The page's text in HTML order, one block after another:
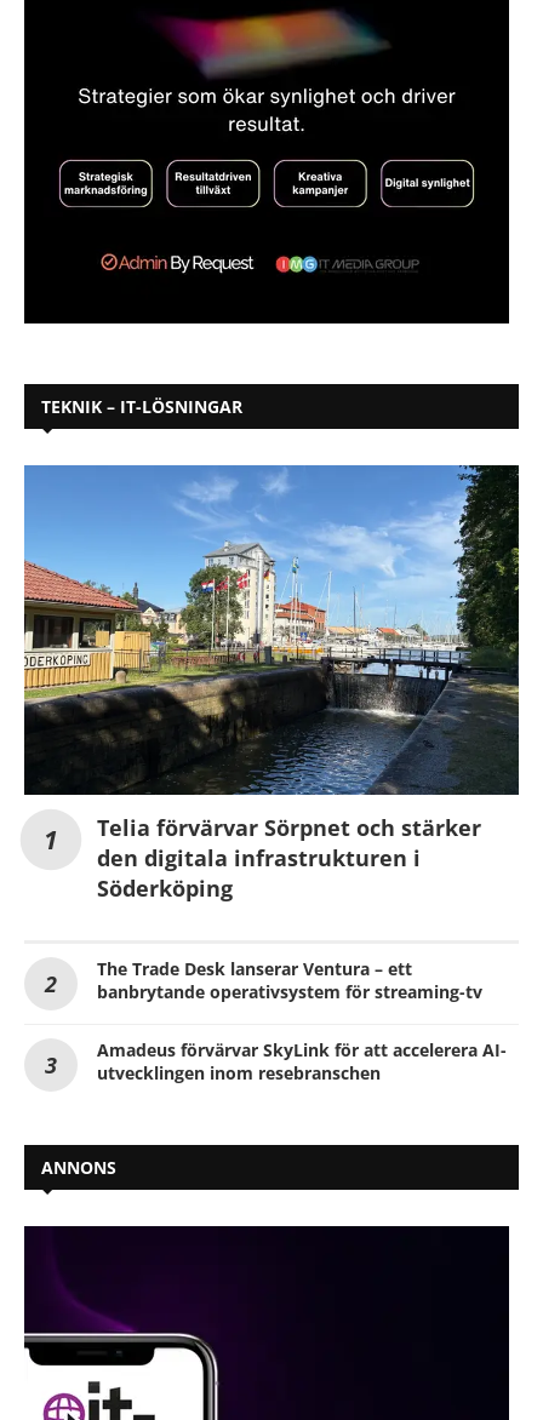
TEKNIK – IT-LÖSNINGAR
Telia förvärvar Sörpnet och stärker
den digitala infrastrukturen i
Söderköping
The Trade Desk lanserar Ventura – ett
banbrytande operativsystem för streaming-tv
Amadeus förvärvar SkyLink för att accelerera AI-
utvecklingen inom resebranschen
ANNONS